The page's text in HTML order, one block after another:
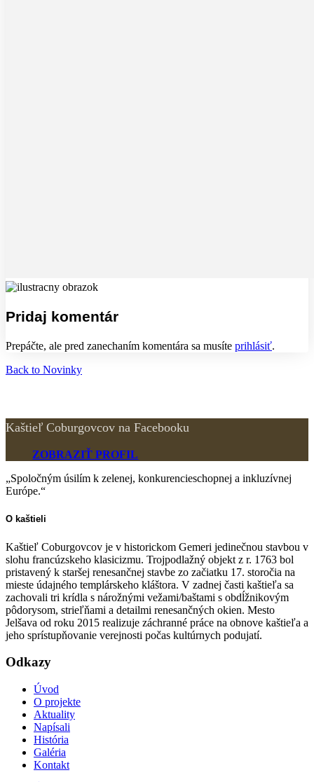
Pridaj komentár
Prepáčte, ale pred zanechaním komentára sa musíte prihlásiť.
Back to Novinky
Kaštieľ Coburgovcov na Facebooku
ZOBRAZIŤ PROFIL
„Spoločným úsilím k zelenej, konkurencieschopnej a inkluzívnej
Európe.“
O kaštieli
Kaštieľ Coburgovcov je v historickom Gemeri jedinečnou stavbou v
slohu francúzskeho klasicizmu. Trojpodlažný objekt z r. 1763 bol
pristavený k staršej renesančnej stavbe zo začiatku 17. storočia na
mieste údajného templárskeho kláštora. V zadnej časti kaštieľa sa
zachovali tri krídla s nárožnými vežami/baštami s obdĺžnikovým
pôdorysom, strieľňami a detailmi renesančných okien. Mesto
Jelšava od roku 2015 realizuje záchranné práce na obnove kaštieľa a
jeho sprístupňovanie verejnosti počas kultúrnych podujatí.
Odkazy
Úvod
O projekte
Aktuality
Napísali
História
Galéria
Kontakt